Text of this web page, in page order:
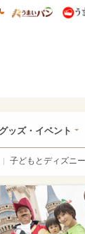
ニー特集
うまいめし うま
グッズ・イベント
子どもとディズニー